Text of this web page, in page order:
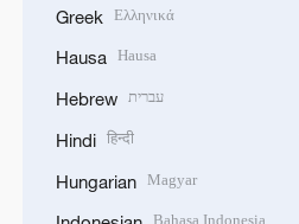
Greek Ελληνικά
Hausa Hausa
Hebrew עברית
Hindi हिन्दी
Hungarian Magyar